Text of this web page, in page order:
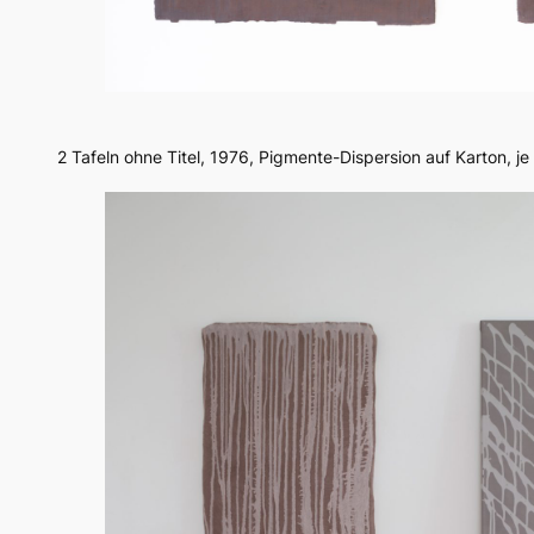
2 Tafeln ohne Titel, 1976, Pigmente-Dispersion auf Karton,